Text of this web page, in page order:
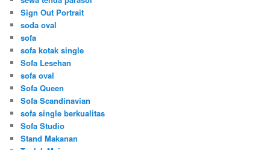
Sign Out Portrait
soda oval
sofa
sofa kotak single
Sofa Lesehan
sofa oval
Sofa Queen
Sofa Scandinavian
sofa single berkualitas
Sofa Studio
Stand Makanan